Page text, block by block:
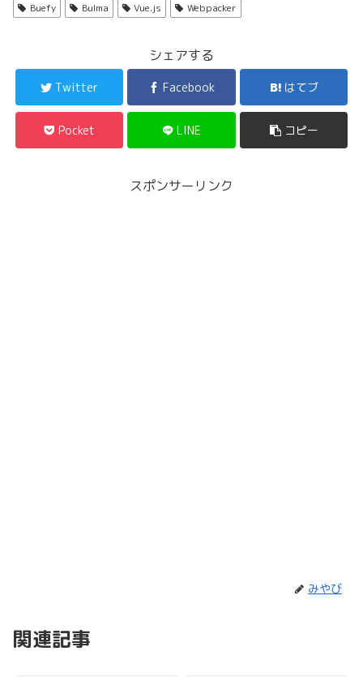
Buefy Bulma Vue.js Webpacker
シェアする
Twitter Facebook はてブ
Pocket LINE コピー
スポンサーリンク
みやび
関連記事